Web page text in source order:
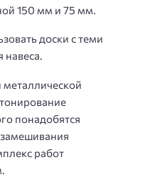
150 мм и 75 мм.
доски с теми
навеса.
понадобятся
работ